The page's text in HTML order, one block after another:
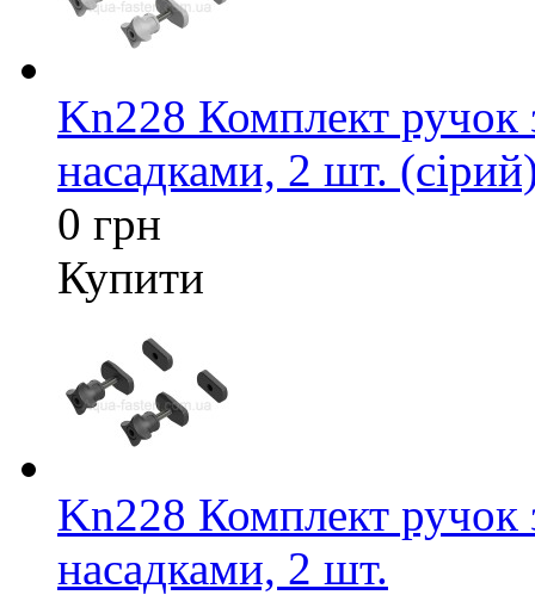
Kn228 Комплект ручок
насадками, 2 шт.
0 грн
Купити
Kn228 Комплект ручок
насадками, 2 шт.